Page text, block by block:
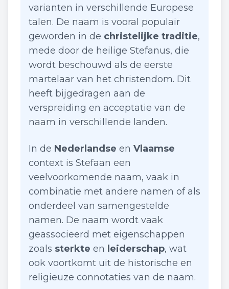
varianten in verschillende Europese
talen. De naam is vooral populair
geworden in de christelijke traditie,
mede door de heilige Stefanus, die
wordt beschouwd als de eerste
martelaar van het christendom. Dit
heeft bijgedragen aan de
verspreiding en acceptatie van de
naam in verschillende landen.
In de Nederlandse en Vlaamse
context is Stefaan een
veelvoorkomende naam, vaak in
combinatie met andere namen of als
onderdeel van samengestelde
namen. De naam wordt vaak
geassocieerd met eigenschappen
zoals sterkte en leiderschap, wat
ook voortkomt uit de historische en
religieuze connotaties van de naam.